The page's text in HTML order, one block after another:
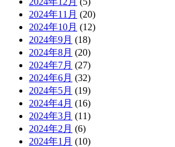
2024年11月 (20)
2024年10月 (12)
2024年9月 (18)
2024年8月 (20)
2024年7月 (27)
2024年6月 (32)
2024年5月 (19)
2024年4月 (16)
2024年3月 (11)
2024年2月 (6)
2024年1月 (10)